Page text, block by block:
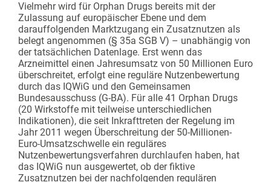
Vielmehr wird für Orphan Drugs bereits mit der
Zulassung auf europäischer Ebene und dem
darauffolgenden Marktzugang ein Zusatznutzen als
belegt angenommen (§ 35a SGB V) – unabhängig von
der tatsächlichen Datenlage. Erst wenn das
Arzneimittel einen Jahresumsatz von 50 Millionen Euro
überschreitet, erfolgt eine reguläre Nutzenbewertung
durch das IQWiG und den Gemeinsamen
Bundesausschuss (G-BA). Für alle 41 Orphan Drugs
(20 Wirkstoffe mit teilweise unterschiedlichen
Indikationen), die seit Inkrafttreten der Regelung im
Jahr 2011 wegen Überschreitung der 50-Millionen-
Euro-Umsatzschwelle ein reguläres
Nutzenbewertungsverfahren durchlaufen haben, hat
das IQWiG nun ausgewertet, ob der fiktive
Zusatznutzen bei der nachfolgenden regulären